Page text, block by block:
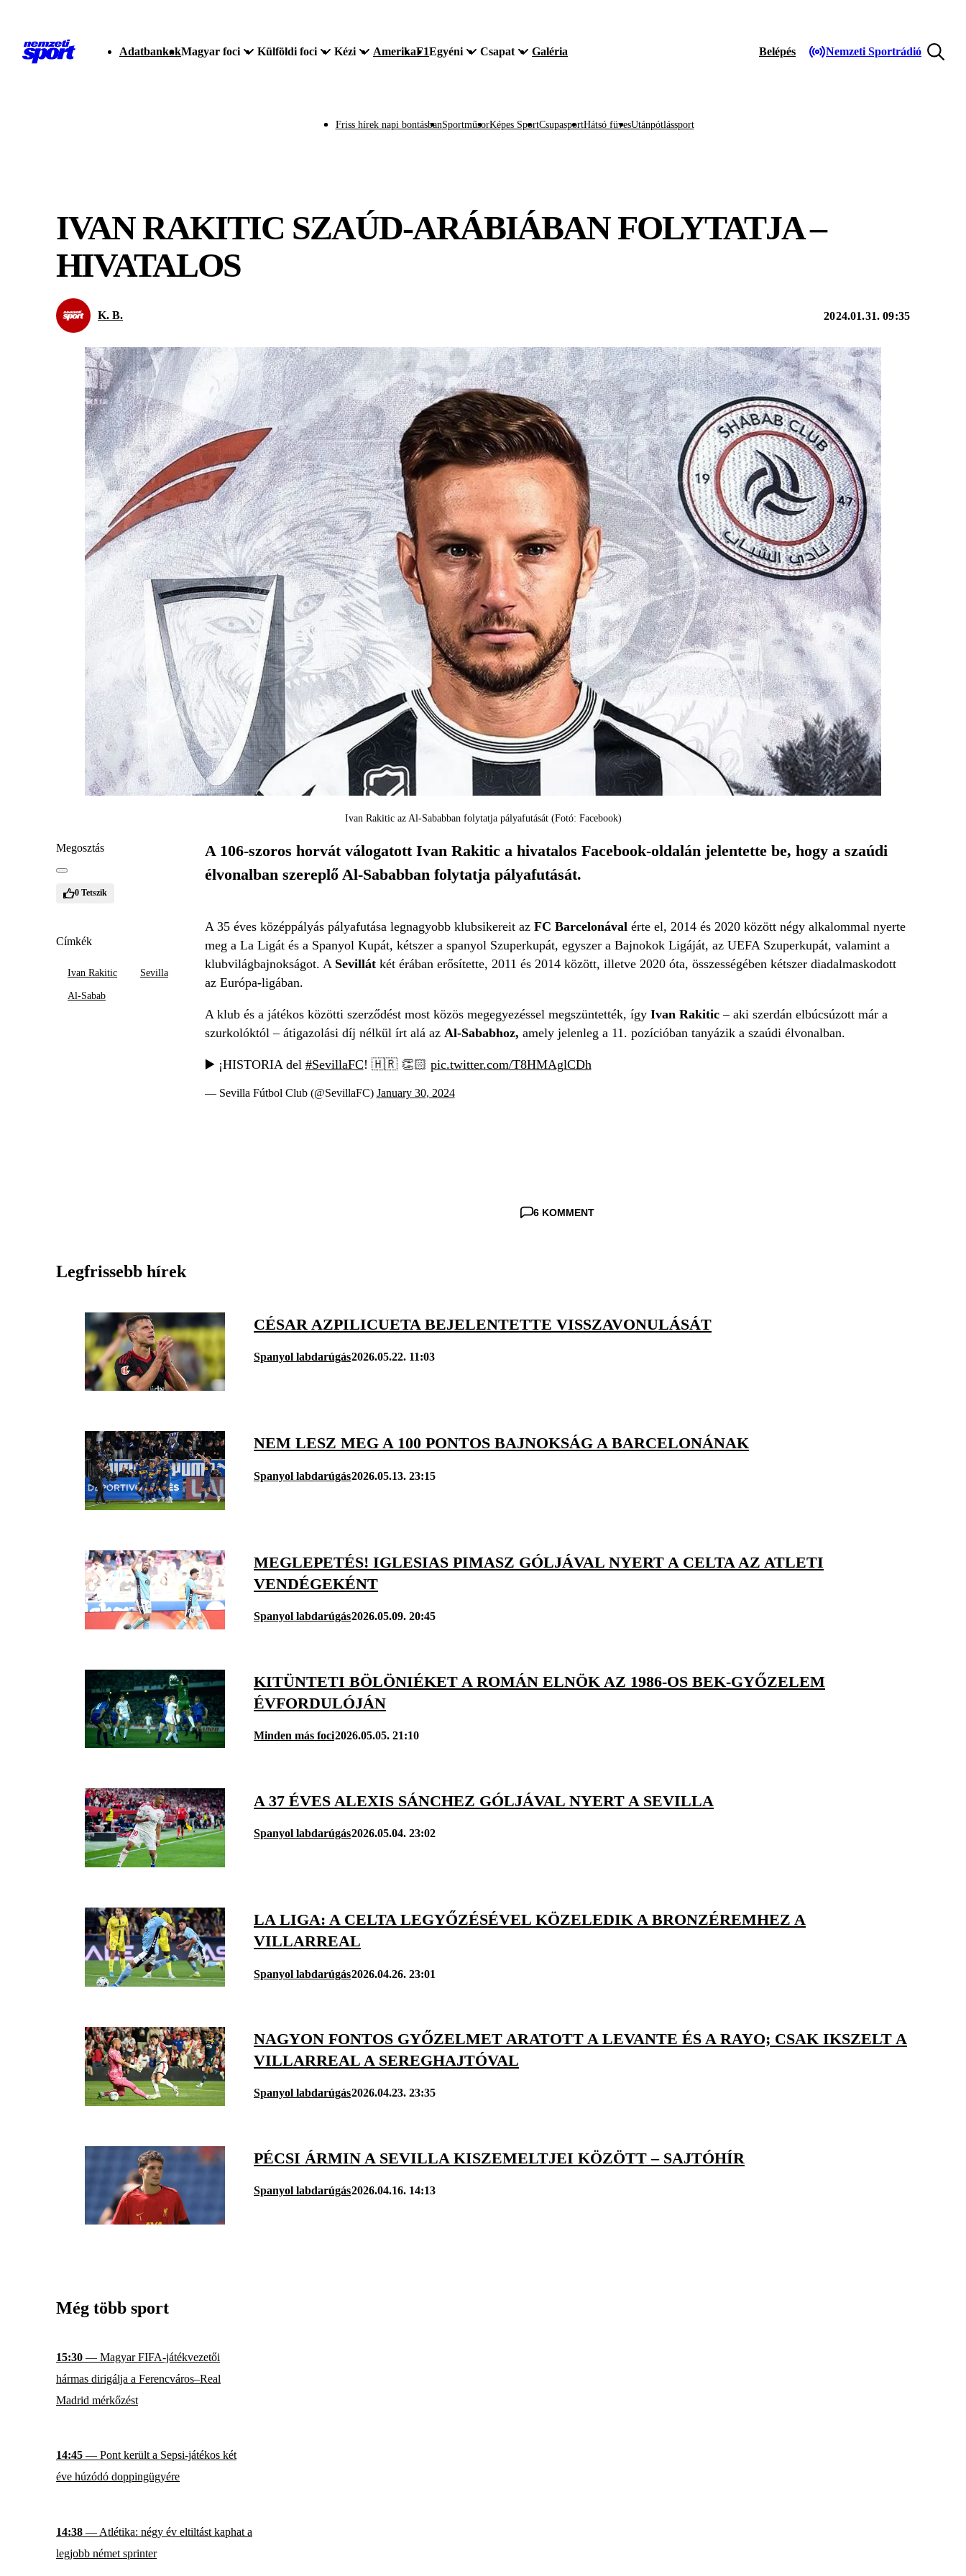
AdatbankokMagyar foci Külföldi foci Kézi AmerikaF1Egyéni Csapat Galéria Belépés Nemzeti Sportrádió
Friss hírek napi bontásbanSportműsorKépes SportCsupasportHátsó füvesUtánpótlássport
IVAN RAKITIC SZAÚD-ARÁBIÁBAN FOLYTATJA –
HIVATALOS
K. B. 2024.01.31. 09:35
Ivan Rakitic az Al-Sababban folytatja pályafutását (Fotó: Facebook)
Megosztás
0 Tetszik
Címkék
Ivan Rakitic Sevilla
Al-Sabab
A 106-szoros horvát válogatott Ivan Rakitic a hivatalos Facebook-oldalán jelentette be, hogy a szaúdi
élvonalban szereplő Al-Sababban folytatja pályafutását.
A 35 éves középpályás pályafutása legnagyobb klubsikereit az FC Barcelonával érte el, 2014 és 2020 között négy alkalommal nyerte
meg a La Ligát és a Spanyol Kupát, kétszer a spanyol Szuperkupát, egyszer a Bajnokok Ligáját, az UEFA Szuperkupát, valamint a
klubvilágbajnokságot. A Sevillát két érában erősítette, 2011 és 2014 között, illetve 2020 óta, összességében kétszer diadalmaskodott
az Európa-ligában.
A klub és a játékos közötti szerződést most közös megegyezéssel megszüntették, ígyIvan Rakitic– aki szerdán elbúcsúzott már a
szurkolóktól – átigazolási díj nélkül írt alá az Al-Sababhoz, amely jelenleg a 11. pozícióban tanyázik a szaúdi élvonalban.
▶️ ¡HISTORIA del #SevillaFC! 🇭🇷 👏🏻 pic.twitter.com/T8HMAglCDh
— Sevilla Fútbol Club (@SevillaFC) January 30, 2024
6 KOMMENT
Legfrissebb hírek
CÉSAR AZPILICUETA BEJELENTETTE VISSZAVONULÁSÁT
Spanyol labdarúgás2026.05.22. 11:03
NEM LESZ MEG A 100 PONTOS BAJNOKSÁG A BARCELONÁNAK
Spanyol labdarúgás2026.05.13. 23:15
MEGLEPETÉS! IGLESIAS PIMASZ GÓLJÁVAL NYERT A CELTA AZ ATLETI
VENDÉGEKÉNT
Spanyol labdarúgás2026.05.09. 20:45
KITÜNTETI BÖLÖNIÉKET A ROMÁN ELNÖK AZ 1986-OS BEK-GYŐZELEM
ÉVFORDULÓJÁN
Minden más foci2026.05.05. 21:10
A 37 ÉVES ALEXIS SÁNCHEZ GÓLJÁVAL NYERT A SEVILLA
Spanyol labdarúgás2026.05.04. 23:02
LA LIGA: A CELTA LEGYŐZÉSÉVEL KÖZELEDIK A BRONZÉREMHEZ A
VILLARREAL
Spanyol labdarúgás2026.04.26. 23:01
NAGYON FONTOS GYŐZELMET ARATOTT A LEVANTE ÉS A RAYO; CSAK IKSZELT A
VILLARREAL A SEREGHAJTÓVAL
Spanyol labdarúgás2026.04.23. 23:35
PÉCSI ÁRMIN A SEVILLA KISZEMELTJEI KÖZÖTT – SAJTÓHÍR
Spanyol labdarúgás2026.04.16. 14:13
Még több sport
15:30 — Magyar FIFA-játékvezetői
hármas dirigálja a Ferencváros–Real
Madrid mérkőzést
14:45 — Pont került a Sepsi-játékos két
éve húzódó doppingügyére
14:38 — Atlétika: négy év eltiltást kaphat a
legjobb német sprinter